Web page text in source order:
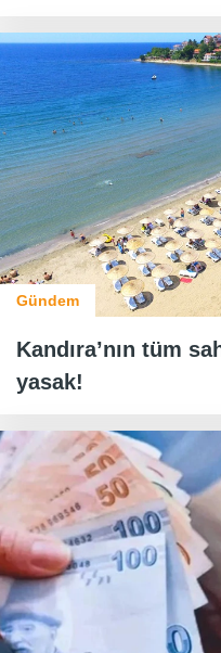
Gündem
Kandıra’nın tüm
yasak!